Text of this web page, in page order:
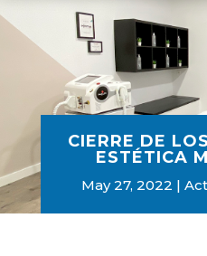
CIERRE DE
ESTÉTICA
May 27, 2022